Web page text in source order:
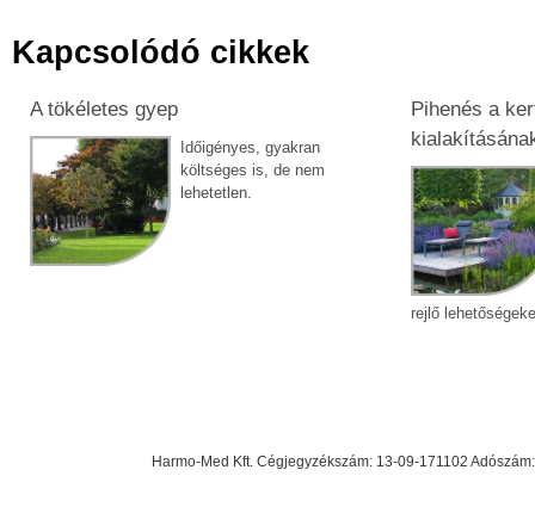
Kapcsolódó cikkek
A tökéletes gyep
Időigényes, gyakran
költséges is, de nem
lehetetlen.
Pihenés a
rejlő
Harmo-Med Kft. Cégjegyzékszám: 13-09-171102